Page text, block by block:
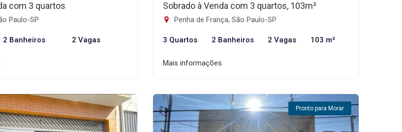
com 3 quartos
Paulo-SP
2 Banheiros 2 Vagas
Sobrado à Venda com 3 quartos, 103m²
Penha de França, São Paulo-SP
3 Quartos 2 Banheiros 2 Vagas 103 m²
Mais informações
Pronto para Morar